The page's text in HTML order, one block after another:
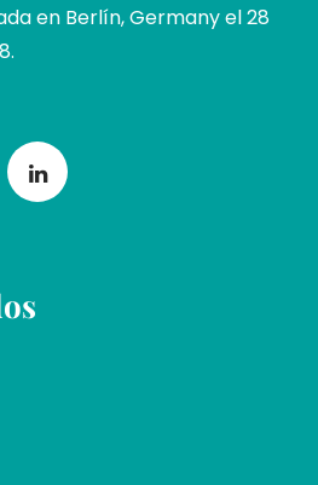
en Berlín, Germany el 28